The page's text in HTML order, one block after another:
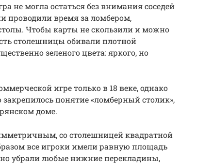
не могла остаться без внимания соседей
проводили время за ломбером,
Чтобы карты не скользили и можно
столешницы обивали плотной
зеленого цвета: яркого, но
игре только в 18 веке, однако
понятие «ломберный столик»,
доме.
со столешницей квадратной
все игроки имели равную площадь
убрали любые нижние перекладины,